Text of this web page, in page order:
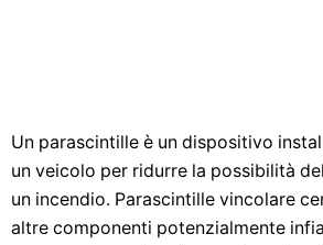
Un parascintille è un dispositivo
un veicolo per ridurre la possibilità
un incendio. Parascintille vincolare
altre componenti potenzialmente